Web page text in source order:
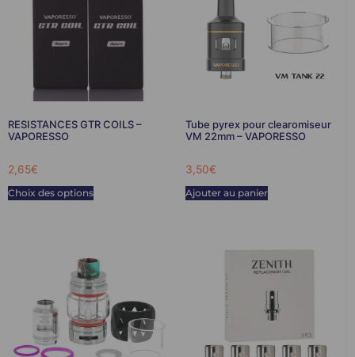
RESISTANCES GTR COILS –
VAPORESSO
2,65€
Choix des options
Tube pyrex pour clearomiseur
VM 22mm – VAPORESSO
3,50€
Ajouter au panier